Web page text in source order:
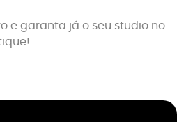
e garanta já o seu studio no